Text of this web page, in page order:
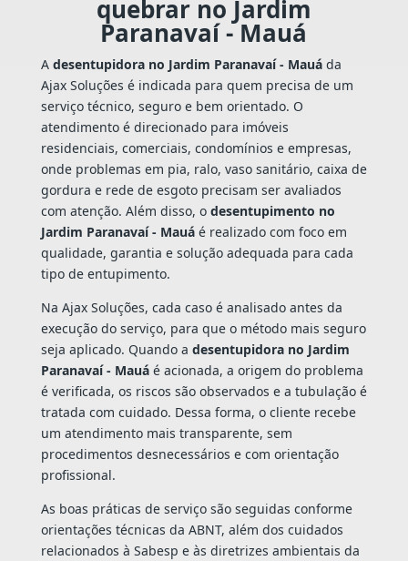
quebrar no Jardim
Paranavaí - Mauá
A desentupidora no Jardim Paranavaí - Mauáda
Ajax Soluções é indicada para quem precisa de um
serviço técnico, seguro e bem orientado. O
atendimento é direcionado para imóveis
residenciais, comerciais, condomínios e empresas,
onde problemas em pia, ralo, vaso sanitário, caixa de
gordura e rede de esgoto precisam ser avaliados
com atenção. Além disso, o desentupimento no
Jardim Paranavaí - Mauáé realizado com foco em
qualidade, garantia e solução adequada para cada
tipo de entupimento.
Na Ajax Soluções, cada caso é analisado antes da
execução do serviço, para que o método mais seguro
seja aplicado. Quando a desentupidora no Jardim
Paranavaí - Mauáé acionada, a origem do problema
é verificada, os riscos são observados e a tubulação é
tratada com cuidado. Dessa forma, o cliente recebe
um atendimento mais transparente, sem
procedimentos desnecessários e com orientação
profissional.
As boas práticas de serviço são seguidas conforme
orientações técnicas da ABNT, além dos cuidados
relacionados à Sabesp e às diretrizes ambientais da